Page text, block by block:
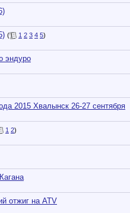
( 1 2 3 4 5)
эндуро
2015 Хвалынск 26-27 сентября
1 2)
отжиг на ATV